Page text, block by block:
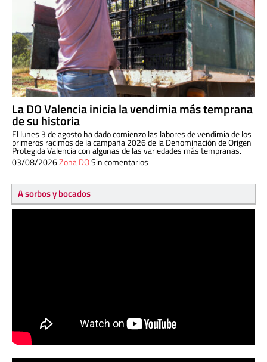
La DO Valencia inicia la vendimia más temprana
de su historia
El lunes 3 de agosto ha dado comienzo las labores de vendimia de los
primeros racimos de la campaña 2026 de la Denominación de Origen
Protegida Valencia con algunas de las variedades más tempranas.
03/08/2026Zona DOSin comentarios
A sorbos y bocados